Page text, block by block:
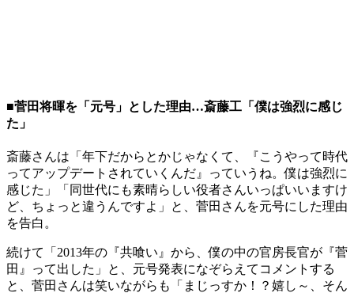
■菅田将暉を「元号」とした理由…斎藤工「僕は強烈に感じ
た」
斎藤さんは「年下だからとかじゃなくて、『こうやって時代
ってアップデートされていくんだ』っていうね。僕は強烈に
感じた」「同世代にも素晴らしい役者さんいっぱいいますけ
ど、ちょっと違うんですよ」と、菅田さんを元号にした理由
を告白。
続けて「2013年の『共喰い』から、僕の中の官房長官が『菅
田』って出した」と、元号発表になぞらえてコメントする
と、菅田さんは笑いながらも「まじっすか！？嬉し～、そん